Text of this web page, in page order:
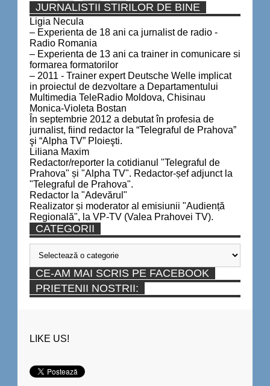
JURNALISTII STIRILOR DE BINE
Ligia Necula
– Experienta de 18 ani ca jurnalist de radio -
Radio Romania
– Experienta de 13 ani ca trainer in comunicare si
formarea formatorilor
– 2011 - Trainer expert Deutsche Welle implicat
in proiectul de dezvoltare a Departamentului
Multimedia TeleRadio Moldova, Chisinau
Monica-Violeta Bostan
În septembrie 2012 a debutat în profesia de
jurnalist, fiind redactor la “Telegraful de Prahova”
şi “Alpha TV” Ploieşti.
Liliana Maxim
Redactor/reporter la cotidianul "Telegraful de
Prahova" și "Alpha TV". Redactor-șef adjunct la
"Telegraful de Prahova".
Redactor la "Adevărul"
Realizator și moderator al emisiunii "Audiență
Regională", la VP-TV (Valea Prahovei TV).
CATEGORII
Categorii
CE-AM MAI SCRIS PE FACEBOOK
PRIETENII NOSTRII:
LIKE US!